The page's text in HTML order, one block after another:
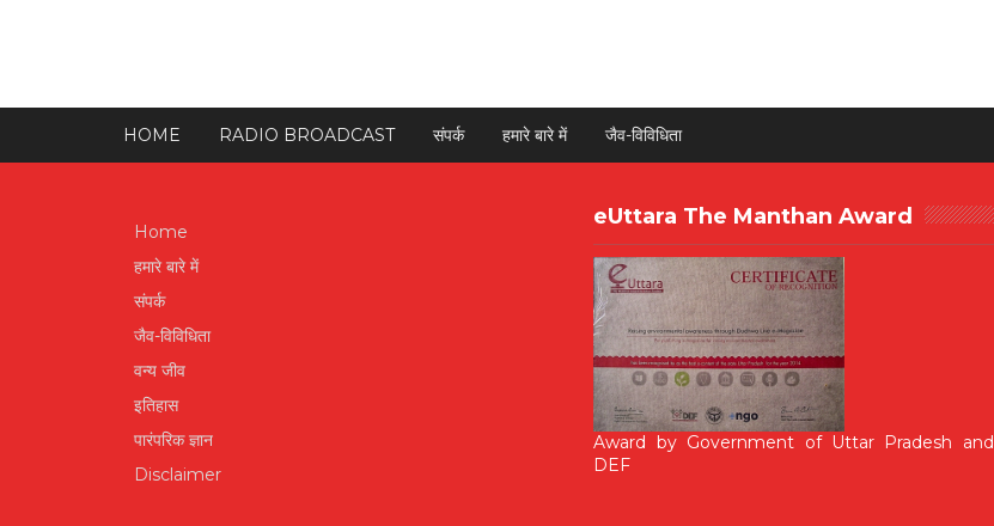
HOME RADIO BROADCAST संपर्क हमारे बारे में जैव-विविधिता
Home
हमारे बारे में
संपर्क
जैव-विविधिता
वन्य जीव
इतिहास
पारंपरिक ज्ञान
Disclaimer
eUttara The Manthan Award
Award by Government of Uttar Pradesh and
DEF